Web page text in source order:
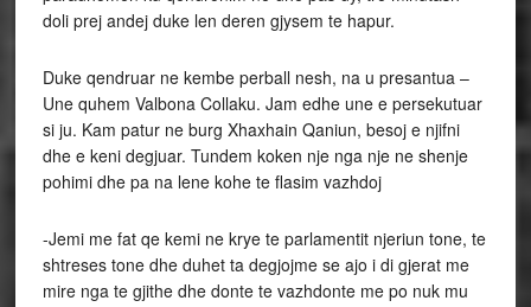
doli prej andej duke len deren gjysem te hapur.
Duke qendruar ne kembe perball nesh, na u presantua –
Une quhem Valbona Collaku. Jam edhe une e persekutuar
si ju. Kam patur ne burg Xhaxhain Qaniun, besoj e njifni
dhe e keni degjuar. Tundem koken nje nga nje ne shenje
pohimi dhe pa na lene kohe te flasim vazhdoj
-Jemi me fat qe kemi ne krye te parlamentit njeriun tone, te
shtreses tone dhe duhet ta degjojme se ajo i di gjerat me
mire nga te gjithe dhe donte te vazhdonte me po nuk mu